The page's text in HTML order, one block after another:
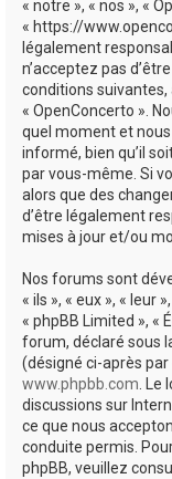
« notre », « nos », «
« https://
légalement
n’acceptez pas
conditions suivantes,
« OpenConcerto ».
quel moment et
informé, bien qu’il
par vous-même. Si
alors que des
d’être légalement
mises à jour et/ou
Nos forums sont
« ils », « eux », « leur
« phpBB Limited », «
forum, déclaré sous
(désigné ci-après par
www.phpbb.com. Le
discussions sur
ce que nous
conduite permis.
phpBB, veuillez